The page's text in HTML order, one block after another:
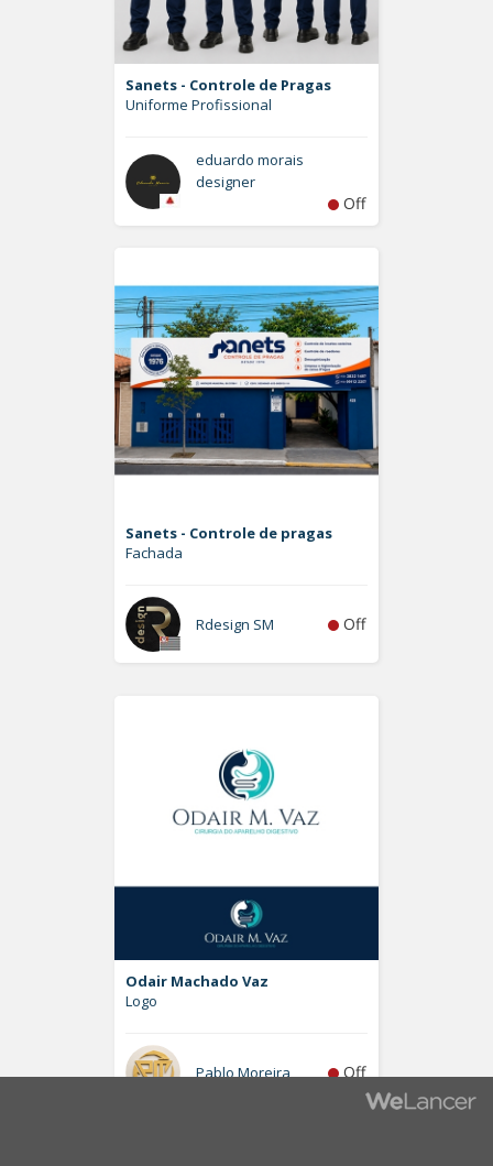
Sanets - Controle de Pragas
Uniforme Profissional
eduardo morais
designer
Off
Sanets - Controle de pragas
Fachada
Rdesign SM Off
Odair Machado Vaz
Logo
Pablo Moreira Off